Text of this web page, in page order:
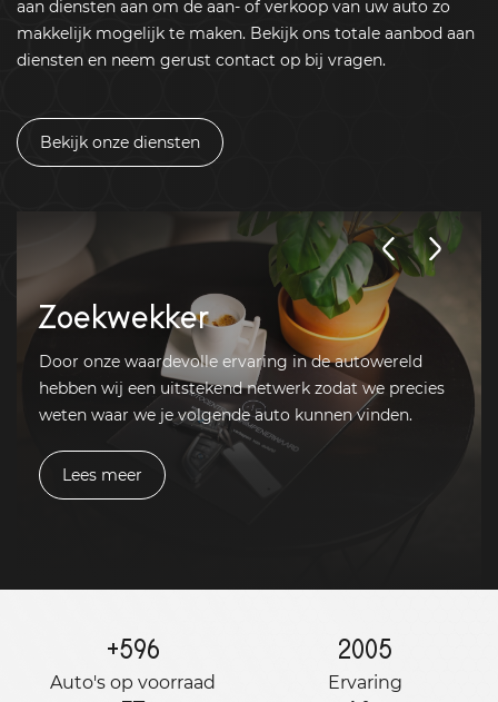
aan diensten aan om de aan- of verkoop van uw auto zo
makkelijk mogelijk te maken. Bekijk ons totale aanbod aan
diensten en neem gerust contact op bij vragen.
Bekijk onze diensten
Zoekwekker
Door onze waardevolle ervaring in de autowereld
hebben wij een uitstekend netwerk zodat we precies
weten waar we je volgende auto kunnen vinden.
Lees meer
+596
Auto's op voorraad
2005
Ervaring